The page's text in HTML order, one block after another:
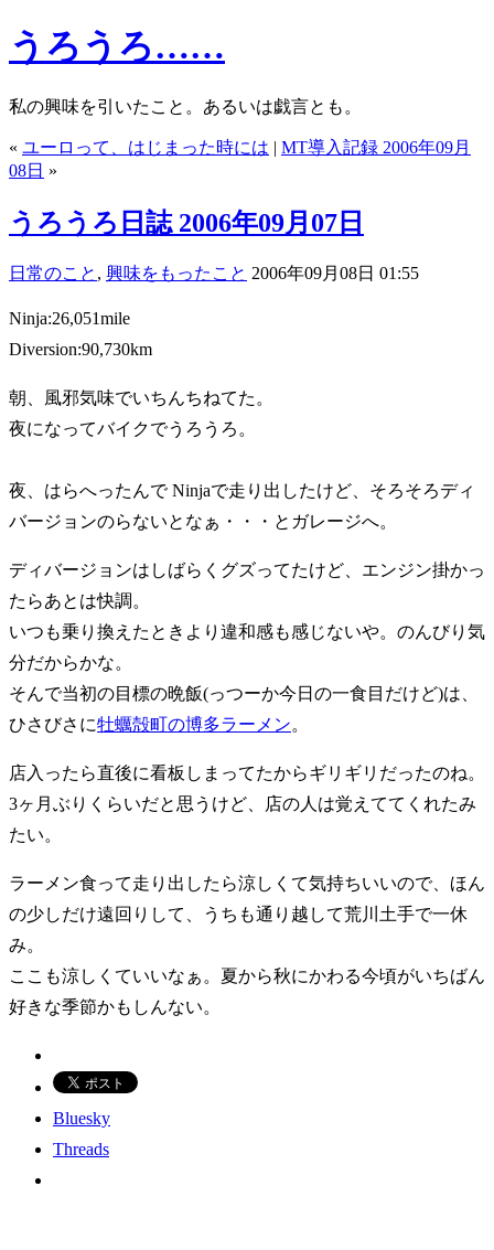
うろうろ……
私の興味を引いたこと。あるいは戯言とも。
« ユーロって、はじまった時には | MT導入記録 2006年09月
08日 »
うろうろ日誌 2006年09月07日
日常のこと , 興味をもったこと 2006年09月08日 01:55
Ninja:26,051mile
Diversion:90,730km
朝、風邪気味でいちんちねてた。
夜になってバイクでうろうろ。
夜、はらへったんで Ninjaで走り出したけど、そろそろディ
バージョンのらないとなぁ・・・とガレージへ。
ディバージョンはしばらくグズってたけど、エンジン掛かっ
たらあとは快調。
いつも乗り換えたときより違和感も感じないや。のんびり気
分だからかな。
そんで当初の目標の晩飯(っつーか今日の一食目だけど)は、
ひさびさに牡蠣殻町の博多ラーメン。
店入ったら直後に看板しまってたからギリギリだったのね。
3ヶ月ぶりくらいだと思うけど、店の人は覚えててくれたみ
たい。
ラーメン食って走り出したら涼しくて気持ちいいので、ほん
の少しだけ遠回りして、うちも通り越して荒川土手で一休
み。
ここも涼しくていいなぁ。夏から秋にかわる今頃がいちばん
好きな季節かもしんない。
Bluesky
Threads